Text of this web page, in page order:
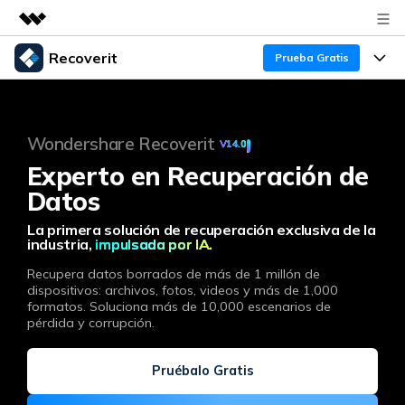
Productos destacados
Resumen
Soluciones
Quiénes somos
Sala de prensa
Tienda
Soporte
Recoverit Prueba Gratis
Recoverit para Windows
Líder en recuperación para Windows
Pruébalo Gratis
Recoverit para Mac
Recupera datos ilimitados del sistema Mac
Funciones
Recuperar de Unidades
Recuperar Medios Borrados
Soluciones de Recuperación Exclusivas Nuevo
Recuperar Documentos
Escenarios de Pérdida de Datos
Recursos
Por qué Recoverit
Experto en Recuperación de Datos
Historias de Clientes
Temas Destacados
Guía
󠀰Wondershare Recoverit V14.0󠀲󠀡󠀠󠀳󠀰
Experto en Recuperación de
Datos
La primera solución de recuperación exclusiva de la
industria, impulsada por IA.
Recupera datos borrados de más de 1 millón de
dispositivos: archivos, fotos, videos y más de 1,000
formatos. Soluciona más de 10,000 escenarios de
pérdida y corrupción.
Pruébalo Gratis